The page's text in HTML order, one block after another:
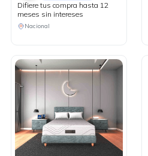
Difiere tus compra hasta 12
meses sin intereses
Nacional